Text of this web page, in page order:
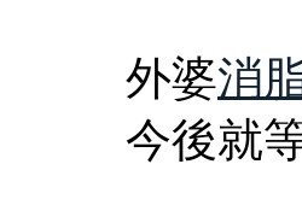
外婆消
今後就